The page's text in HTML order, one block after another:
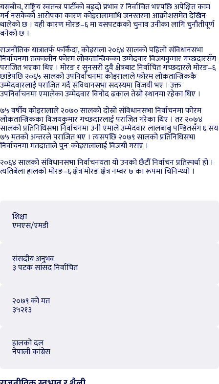
यसबीच, राष्ट्रिय स्वतन्त्र पार्टीको बढ्दो प्रभाव र निर्वाचित भएपछि अपेक्षित काम
गर्न नसकेको आरोपका कारण कोइरालामाथि जनस्तरमा आक्रोशसमेत देखिन
थालेको छ । यही कारण मोरङ–६ मा यसपटकको चुनाव उनीका लागि चुनौतीपूर्ण
बनेको छ ।
राजनीतिक यात्रातर्फ फर्किँदा, कोइराला २०६४ सालको पहिलो संविधानसभा
निर्वाचनमा तत्कालीन फोरम लोकतान्त्रिकका उम्मेदवार विजयकुमार गच्छदारसँग
पराजित भएका थिए । मोरङ र सुनसरी दुवै क्षेत्रबाट निर्वाचित गच्छदारले मोरङ–६
छाडेपछि २०६५ सालको उपनिर्वाचनमा कोइरालाले फोरम लोकतान्त्रिककै
उम्मेदवारलाई पराजित गर्दै संविधानसभा सदस्यमा विजयी भए । उक्त
उपनिर्वाचनमा एमालेका उम्मेदवार विनोद ढकाल तेस्रो स्थानमा रहेका थिए ।
७५ वर्षीय कोइरालाले २०७० सालको दोस्रो संविधानसभा निर्वाचनमा फोरम
लोकतान्त्रिकका विजयकुमार गच्छदारलाई पराजित गरेका थिए । तर २०७४
सालको प्रतिनिधिसभा निर्वाचनमा उनी एमाले उम्मेदवार लालबाबु पण्डितसँग ६ सय
७५ मतको अन्तरले पराजित भए । त्यसपछि २०७९ सालको प्रतिनिधिसभा
निर्वाचनमा मतदाताले पुनः कोइरालालाई विजयी गराए ।
२०६४ सालको संविधानसभा निर्वाचनयता यो उनको छैटौँ निर्वाचन प्रतिस्पर्धा हो ।
त्यतिबेला हालको मोरङ–६ क्षेत्र मोरङ क्षेत्र नम्बर ७ का रूपमा चिनिन्थ्यो ।
शिक्षा
एमएस/एमडी
संसदीय अनुभव
३ पटक सांसद निर्वाचित
२०७९ को मत
३५२१३
हालको दल
नेपाली कांग्रेस